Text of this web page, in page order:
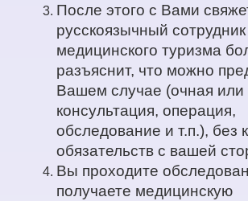
После этого с Вами
русскоязычный
медицинского туризма
разъяснит, что можно
Вашем случае (очная или
консультация, операция,
обследование и т.п.), без
обязательств с вашей
Вы проходите
получаете медицинскую